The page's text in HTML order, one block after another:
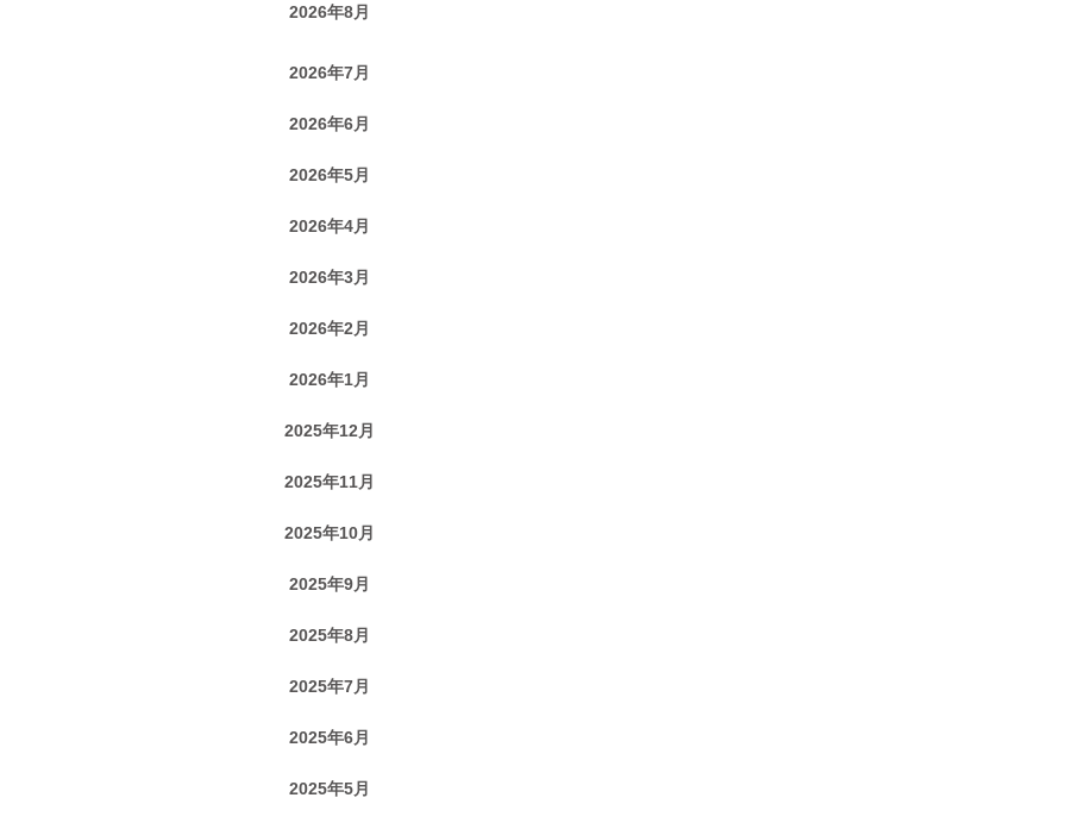
2026年8月
2026年7月
2026年6月
2026年5月
2026年4月
2026年3月
2026年2月
2026年1月
2025年12月
2025年11月
2025年10月
2025年9月
2025年8月
2025年7月
2025年6月
2025年5月